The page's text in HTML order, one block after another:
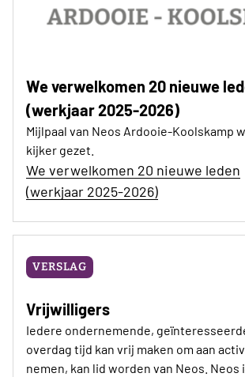
We verwelkomen 20 nieuwe
(werkjaar 2025-2026)
Mijlpaal van Neos Ardooie-Koolskamp
kijker gezet.
We verwelkomen 20 nieuwe leden
(werkjaar 2025-2026)
VERSLAG
Vrijwilligers
Iedere ondernemende,
overdag tijd kan vrij maken om aan
nemen, kan lid worden van Neos. Neos